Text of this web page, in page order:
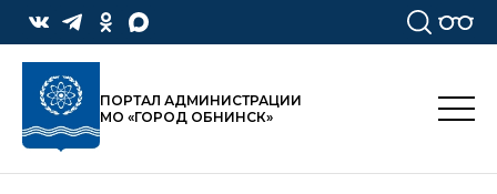
ПОРТАЛ АДМИНИСТРАЦИИ
МО «ГОРОД ОБНИНСК»